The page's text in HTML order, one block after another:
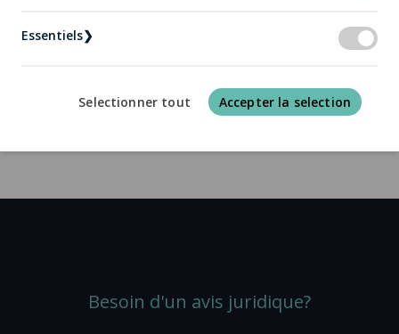
Besoin d'un avis juridique?
Essentiels❯
Selectionner tout Accepter la selection